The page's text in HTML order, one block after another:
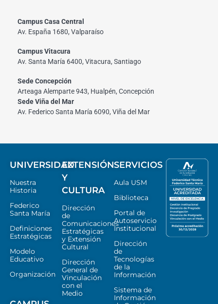
Campus Casa Central
Av. España 1680, Valparaíso
Campus Vitacura
Av. Santa María 6400, Vitacura, Santiago
Sede Concepción
Arteaga Alemparte 943, Hualpén, Concepción
Sede Viña del Mar
Av. Federico Santa María 6090, Viña del Mar
UNIVERSIDAD
Nuestra
Historia
Federico
Santa María
Definiciones
Estratégicas
Modelo
Educativo
Organización
EXTENSIÓN
Y
CULTURA
Dirección
de
Comunicaciones
Estratégicas
y Extensión
Cultural
Dirección
General de
Vinculación
con el
Medio
SERVICIOS
Aula USM
Biblioteca
Portal de
Autoservicio
Institucional
Dirección
de
Tecnologías
de la
Información
Sistema de
Información